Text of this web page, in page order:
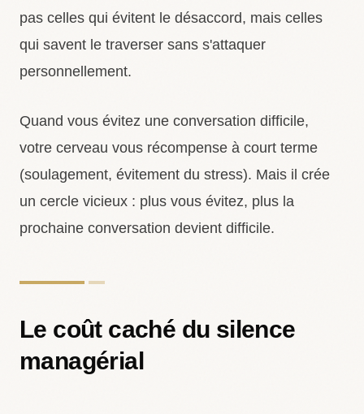
pas celles qui évitent le désaccord, mais celles
qui savent le traverser sans s'attaquer
personnellement.
Quand vous évitez une conversation difficile,
votre cerveau vous récompense à court terme
(soulagement, évitement du stress). Mais il crée
un cercle vicieux : plus vous évitez, plus la
prochaine conversation devient difficile.
Le coût caché du silence
managérial